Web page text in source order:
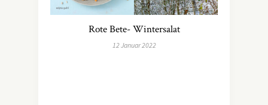
Rote Bete- Wintersalat
12 Januar 2022